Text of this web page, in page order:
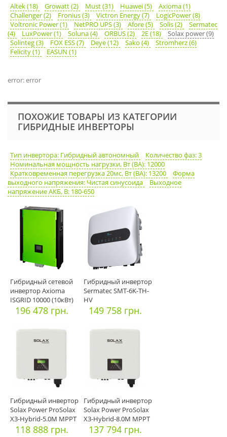
Altek (18) Growatt (2) Must (31) Huawei (5)
Axioma (1)
Challenger (2)
Fronius (3) Victron Energy (7)
LogicPower (8)
Voltronic Power (1)
NetPRO UPS (3) Afore (5) Solis (2)
Sermatec
(4)
LuxPower (1) Soluna (4) ORBUS (2) 2E (18)
Solax power (9)
Solinteg (3)
FOX ESS (7) Deye (12) Sako (4)
Stromherz (6)
Felicity (1)
EASUN (1)
error: error
ПОХОЖИЕ ТОВАРЫ ИЗ КАТЕГОРИИ
ГИБРИДНЫЕ ИНВЕРТОРЫ
Тип инвертора: Гибридный автономный
Количество фаз: 3
Номинальная мощность нагрузки, Вт (ВА): 12000
Кратковременная перегрузка 20мс, Вт (ВА): 13200
Форма
выходного напряжения: Чистая синусоида
Выходное
напряжение АКБ, В: 180-650
Гибридный сетевой
инвертор Axioma
ISGRID 10000 (10кВт)
196 478 грн.
Гибридный инвертор
Sermatec SMT-6K-TH-
HV
149 758 грн.
Гибридный инвертор
Solax Power ProSolax
X3-Hybrid-5.0М MРPT
118 888 грн.
Гибридный инвертор
Solax Power ProSolax
X3-Hybrid-8.0М MРPT
137 794 грн.